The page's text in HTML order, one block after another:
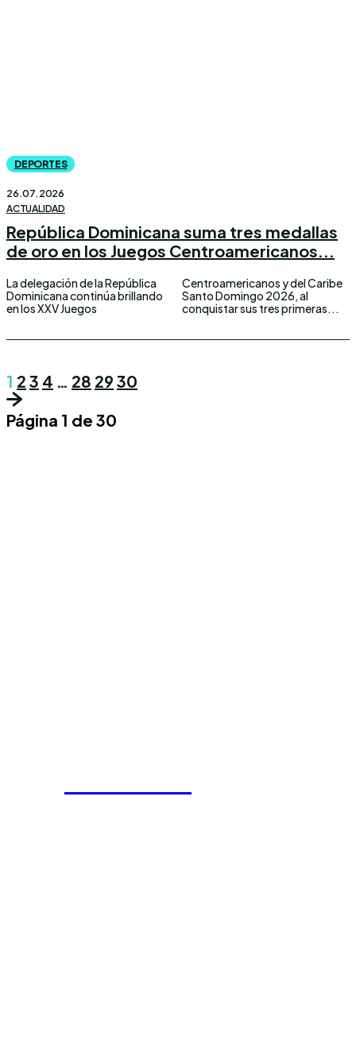
DEPORTES
26.07.2026
ACTUALIDAD
República Dominicana suma tres medallas
de oro en los Juegos Centroamericanos...
La delegación de la República
Dominicana continúa brillando
en los XXV Juegos
Centroamericanos y del Caribe
Santo Domingo 2026, al
conquistar sus tres primeras...
1 2 3 4 … 28 29 30
Página 1 de 30